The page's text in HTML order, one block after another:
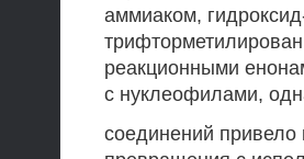
аммиаком,
реакционными
с нуклеофилами,
соединений привело